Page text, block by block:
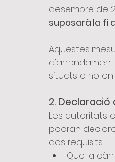
desembre de
suposarà la fi
Aquestes
situats o no
2.
Les autoritats
podran
dos requisits:
Que la